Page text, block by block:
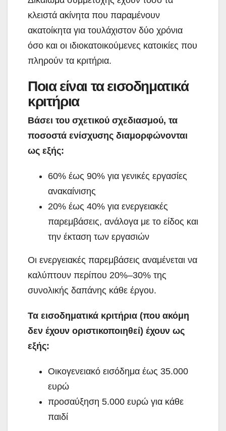
κλειστά ακίνητα που παραμένουν
ακατοίκητα για τουλάχιστον δύο χρόνια
όσο και οι ιδιοκατοικούμενες κατοικίες που
πληρούν τα κριτήρια.
Ποια είναι τα εισοδηματικά
κριτήρια
Βάσει του σχετικού σχεδιασμού, τα
ποσοστά ενίσχυσης διαμορφώνονται
ως εξής:
60% έως 90% για γενικές εργασίες
ανακαίνισης
20% έως 40% για ενεργειακές
παρεμβάσεις, ανάλογα με το είδος και
την έκταση των εργασιών
Οι ενεργειακές παρεμβάσεις αναμένεται να
καλύπτουν περίπου 20%–30% της
συνολικής δαπάνης κάθε έργου.
Τα εισοδηματικά κριτήρια (που ακόμη
δεν έχουν οριστικοποιηθεί) έχουν ως
εξής:
Οικογενειακό εισόδημα έως 35.000
ευρώ
προσαύξηση 5.000 ευρώ για κάθε
παιδί